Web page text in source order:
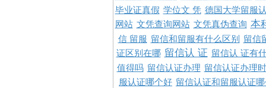
毕业证真假 学位文 凭 德国大学留服
网站 文凭查询网站 文凭真伪查询 本
信 留服 留信和留服有什么区别
留信
证区别在哪 留信认 证 留信认 证有
值得吗 留信认证办理 留信认证办理
服认证哪个好 留信认证和留服认证